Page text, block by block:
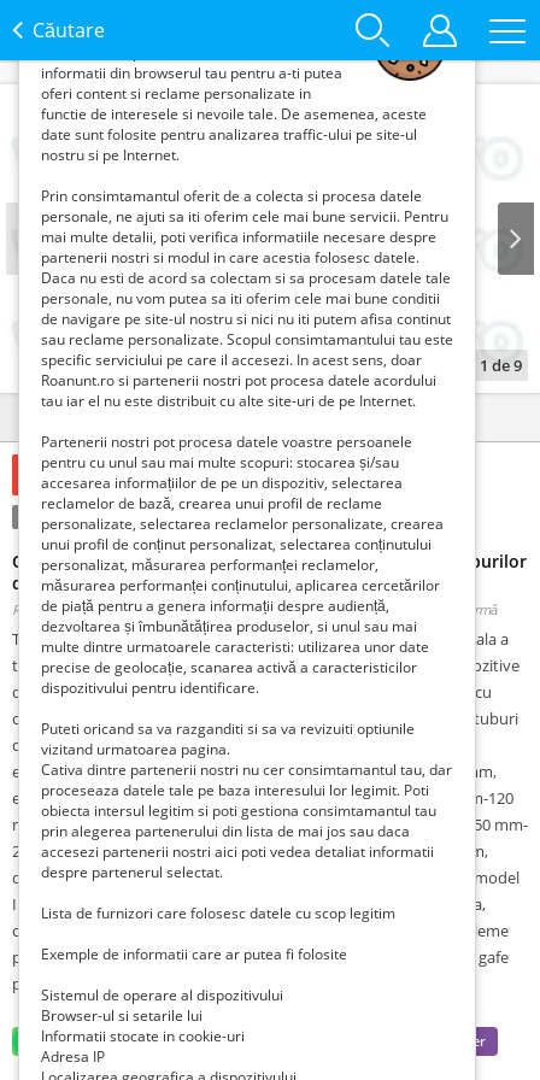
Căutare
1 de9
1 Euro €
Nou Tranzacţie: Vinde
Cleme pentru ridicat sarcini, cleme pentru instalarea tuburilor
de beton
Romania, Suceava, Suceava, Satu Mare, Publicat 1 săptămână în urmă în urmă
Total Race va ofera spre vanzare : clesti pentru manevrarea verticala a
tuburilor de beton , dispozitive manevrare tuburi de beton , dispozitive
de lant cu clesti deschidere 40 mm – 140 mm , dispozitive de lant cu
clesti deschidere 60 mm – 120 mm , dispozitive pentru transport tuburi
de beton , sisteme de ridicare pe verticala a caminelor de beton ,
echipamente ridicare inele de beton cu dimensiune 40 mm-140 mm,
echipamente de ridicare a inelelor de beton cu dimensiune 60 mm-120
mm , echipamente de ridicare a inelelor de beton cu dimensiune 50 mm-
220 mm, dispozitive de lant cu clesti deschidere 140 mm – 210 mm,
dispozitive de transport a tuburilor de beton cu clesti de ridicare model
IPCC, clesti de ridicare tuburi de beton cu deschidere falci reglabila,
cleme tuburi de beton, clesti tuburi de beton pentru canalizare, cleme
pentru ridicat sarcini, cleme pentru instalarea tuburilor de beton, gafe
pentru tuburi de beton.
informatii din browserul tau pentru a-ti putea
oferi content si reclame personalizate in
functie de interesele si nevoile tale. De asemenea, aceste
date sunt folosite pentru analizarea traffic-ului pe site-ul
nostru si pe Internet.
Prin consimtamantul oferit de a colecta si procesa datele
personale, ne ajuti sa iti oferim cele mai bune servicii. Pentru
mai multe detalii, poti verifica informatiile necesare despre
partenerii nostri si modul in care acestia folosesc datele.
Daca nu esti de acord sa colectam si sa procesam datele tale
personale, nu vom putea sa iti oferim cele mai bune conditii
de navigare pe site-ul nostru si nici nu iti putem afisa continut
sau reclame personalizate. Scopul consimtamantului tau este
specific serviciului pe care il accesezi. In acest sens, doar
Roanunt.ro si partenerii nostri pot procesa datele acordului
tau iar el nu este distribuit cu alte site-uri de pe Internet.
Partenerii nostri pot procesa datele voastre persoanele
pentru cu unul sau mai multe scopuri: stocarea și/sau
accesarea informațiilor de pe un dispozitiv, selectarea
reclamelor de bază, crearea unui profil de reclame
personalizate, selectarea reclamelor personalizate, crearea
unui profil de conținut personalizat, selectarea conținutului
personalizat, măsurarea performanței reclamelor,
măsurarea performanței conținutului, aplicarea cercetărilor
de piață pentru a genera informații despre audiență,
dezvoltarea și îmbunătățirea produselor, si unul sau mai
multe dintre urmatoarele caracteristi: utilizarea unor date
precise de geolocație, scanarea activă a caracteristicilor
dispozitivului pentru identificare.
Puteti oricand sa va razganditi si sa va revizuiti optiunile
vizitand urmatoarea pagina.
Cativa dintre partenerii nostri nu cer consimtamantul tau, dar
proceseaza datele tale pe baza interesului lor legimit. Poti
obiecta intersul legitim si poti gestiona consimtamantul tau
prin alegerea partenerului din lista de mai jos sau daca
accesezi partenerii nostri aici poti vedea detaliat informatii
despre partenerul selectat.
Lista de furnizori care folosesc datele cu scop legitim
Exemple de informatii care ar putea fi folosite
Sistemul de operare al dispozitivului
Browser-ul si setarile lui
Informatii stocate in cookie-uri
Adresa IP